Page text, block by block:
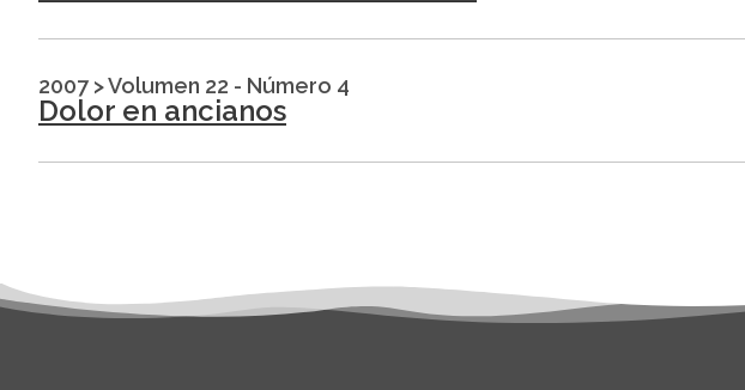
2007 >Volumen 22 - Número 4
Dolor en ancianos